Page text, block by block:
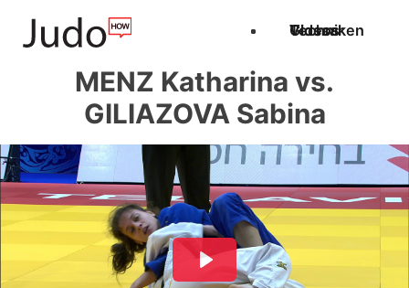
Techniken
Videos
Glossar
MENZ Katharina vs.
GILIAZOVA Sabina